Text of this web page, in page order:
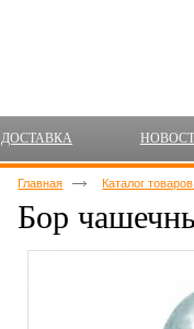
ДОСТАВКА
Главная Каталог
Бор